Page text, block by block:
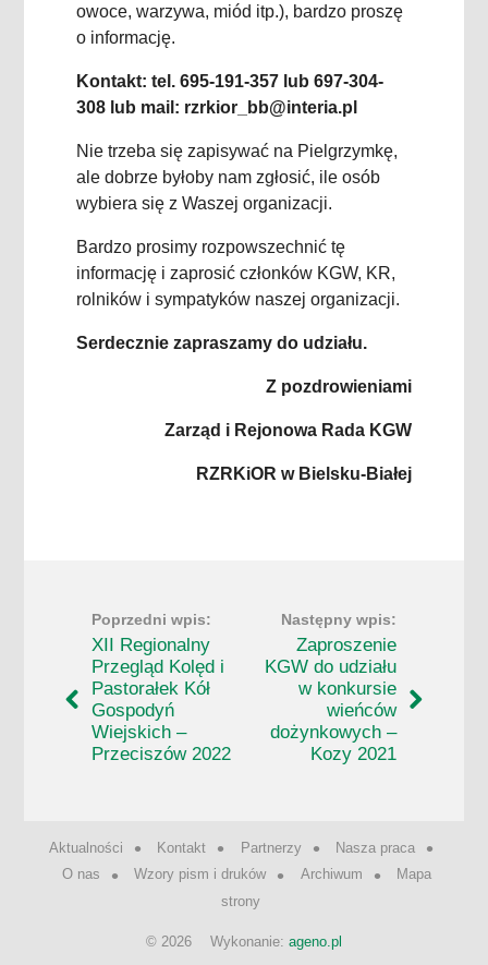
owoce, warzywa, miód itp.), bardzo proszę
o informację.
Kontakt: tel. 695-191-357 lub 697-304-
308 lub mail: rzrkior_bb@interia.pl
Nie trzeba się zapisywać na Pielgrzymkę,
ale dobrze byłoby nam zgłosić, ile osób
wybiera się z Waszej organizacji.
Bardzo prosimy rozpowszechnić tę
informację i zaprosić członków KGW, KR,
rolników i sympatyków naszej organizacji.
Serdecznie zapraszamy do udziału.
Z pozdrowieniami
Zarząd i Rejonowa Rada KGW
RZRKiOR w Bielsku-Białej
XII Regionalny
Przegląd Kolęd i
Pastorałek Kół
Gospodyń
Wiejskich –
Przeciszów 2022
Zaproszenie
KGW do udziału
w konkursie
wieńców
dożynkowych –
Kozy 2021
Aktualności Kontakt Partnerzy
Nasza praca
O nas
Wzory pism i druków Archiwum
Mapa
strony
© 2026 Wykonanie: ageno.pl